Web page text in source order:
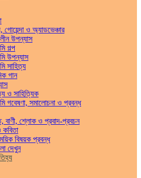
গোয়েন্দা ও অ্যাডভেঞ্চার
উপন্যাস
গল্প
উপন্যাস
সাহিত্য
গান
ও সাহিত্যিক
গবেষণা, সমালোচনা ও প্রবন্ধ
বাণী, শ্লোক ও প্রবাদ-প্রবচন
কবিতা
বিষয়ক প্রবন্ধ
দেখুন